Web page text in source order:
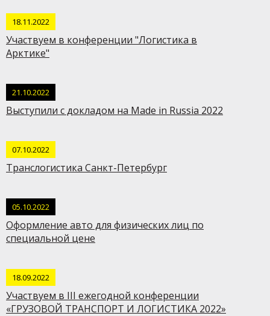
18.11.2022
Участвуем в конференции "Логистика в
Арктике"
21.10.2022
Выступили с докладом на Made in Russia 2022
07.10.2022
Транслогистика Санкт-Петербург
05.10.2022
Оформление авто для физических лиц по
специальной цене
18.09.2022
Участвуем в III ежегодной конференции
«ГРУЗОВОЙ ТРАНСПОРТ И ЛОГИСТИКА 2022»